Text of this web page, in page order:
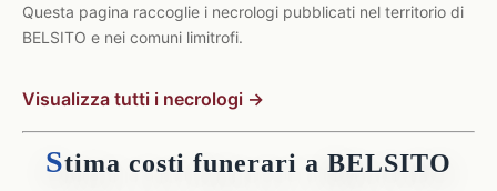
Questa pagina raccoglie i necrologi pubblicati nel territorio di
BELSITO e nei comuni limitrofi.
Visualizza tutti i necrologi →
Stima costi funerari a BELSITO